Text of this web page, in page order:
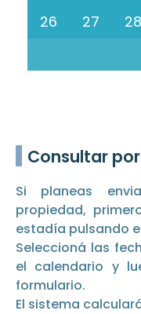
26
27 28
Consultar
Si planeas
propiedad,
estadía pulsando
Seleccioná las
el calendario y
formulario.
El sistema